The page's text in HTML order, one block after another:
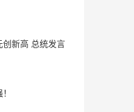
创新高 总统发言